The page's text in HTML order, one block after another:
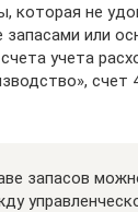
которая не
запасами или
учета
счет
запасов